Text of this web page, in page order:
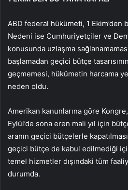
ABD federal hükümeti, 1 Ekim’den
Nedeni ise Cumhuriyetçiler ve
konusunda uzlaşma
başlamadan geçici bütçe
geçmemesi, hükümetin harcama
neden oldu.
Amerikan kanunlarına göre
Eylül’de sona eren mali yıl için
aranın geçici bütçelerle
geçici bütçe de kabul edilmediği
temel hizmetler dışındaki tüm
durumda.